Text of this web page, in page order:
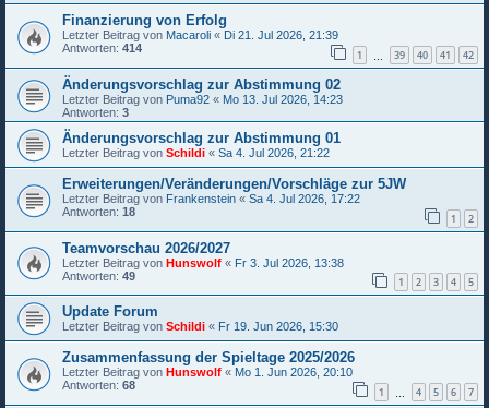
Finanzierung von Erfolg
Letzter Beitrag von Macaroli « Di 21. Jul 2026, 21:39
Antworten: 414 1 39 40 41 42
Änderungsvorschlag zur Abstimmung 02
Letzter Beitrag von Puma92 « Mo 13. Jul 2026, 14:23
Antworten: 3
Änderungsvorschlag zur Abstimmung 01
Letzter Beitrag von Schildi « Sa 4. Jul 2026, 21:22
Erweiterungen/Veränderungen/Vorschläge zur 5JW
Letzter Beitrag von Frankenstein « Sa 4. Jul 2026, 17:22
Antworten: 18 1 2
Teamvorschau 2026/2027
Letzter Beitrag von Hunswolf « Fr 3. Jul 2026, 13:38
Antworten: 49 1 2 3 4 5
Update Forum
Letzter Beitrag von Schildi « Fr 19. Jun 2026, 15:30
Zusammenfassung der Spieltage 2025/2026
Letzter Beitrag von Hunswolf « Mo 1. Jun 2026, 20:10
Antworten: 68 1 4 5 6 7